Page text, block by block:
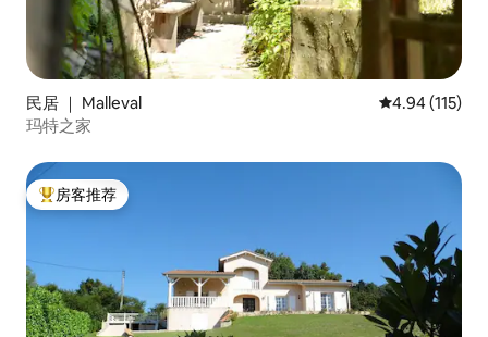
民居 ｜ Malleval 平均评分 4.94
4.94 (115)
玛特之家
热门「房客推荐」
房客推荐